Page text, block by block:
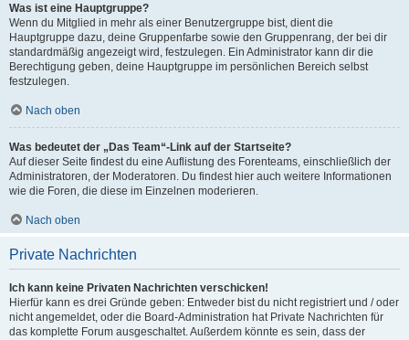
Was ist eine Hauptgruppe?
Wenn du Mitglied in mehr als einer Benutzergruppe bist, dient die
Hauptgruppe dazu, deine Gruppenfarbe sowie den Gruppenrang, der bei dir
standardmäßig angezeigt wird, festzulegen. Ein Administrator kann dir die
Berechtigung geben, deine Hauptgruppe im persönlichen Bereich selbst
festzulegen.
Nach oben
Was bedeutet der „Das Team“-Link auf der Startseite?
Auf dieser Seite findest du eine Auflistung des Forenteams, einschließlich der
Administratoren, der Moderatoren. Du findest hier auch weitere Informationen
wie die Foren, die diese im Einzelnen moderieren.
Nach oben
Private Nachrichten
Ich kann keine Privaten Nachrichten verschicken!
Hierfür kann es drei Gründe geben: Entweder bist du nicht registriert und / oder
nicht angemeldet, oder die Board-Administration hat Private Nachrichten für
das komplette Forum ausgeschaltet. Außerdem könnte es sein, dass der